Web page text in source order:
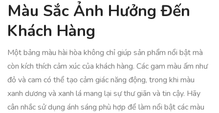
Màu Sắc Ảnh Hưởng Đến
Khách Hàng
Một bảng màu hài hòa không chỉ giúp sản phẩm nổi bật mà
còn kích thích cảm xúc của khách hàng. Các gam màu ấm như
đỏ và cam có thể tạo cảm giác năng động, trong khi màu
xanh dương và xanh lá mang lại sự thư giãn và tin cậy. Hãy
cân nhắc sử dụng ánh sáng phù hợp để làm nổi bật các màu